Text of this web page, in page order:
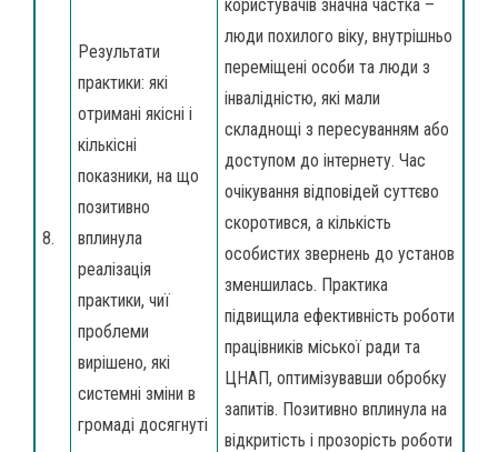
8.
Результати
практики: які
отримані якісні і
кількісні
показники, на що
позитивно
вплинула
реалізація
практики, чиї
проблеми
вирішено, які
системні зміни в
громаді досягнуті
користувачів значна частка –
люди похилого віку, внутрішньо
переміщені особи та люди з
інвалідністю, які мали
складнощі з пересуванням або
доступом до інтернету. Час
очікування відповідей суттєво
скоротився, а кількість
особистих звернень до установ
зменшилась. Практика
підвищила ефективність роботи
працівників міської ради та
ЦНАП, оптимізувавши обробку
запитів. Позитивно вплинула на
відкритість і прозорість роботи